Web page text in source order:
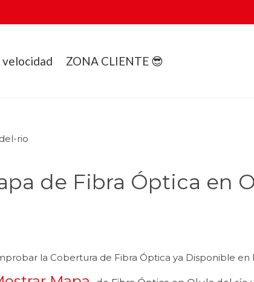
ZONA CLIENTE 😎
de Fibra Óptica en
la Cobertura de Fibra Óptica ya Disponible en